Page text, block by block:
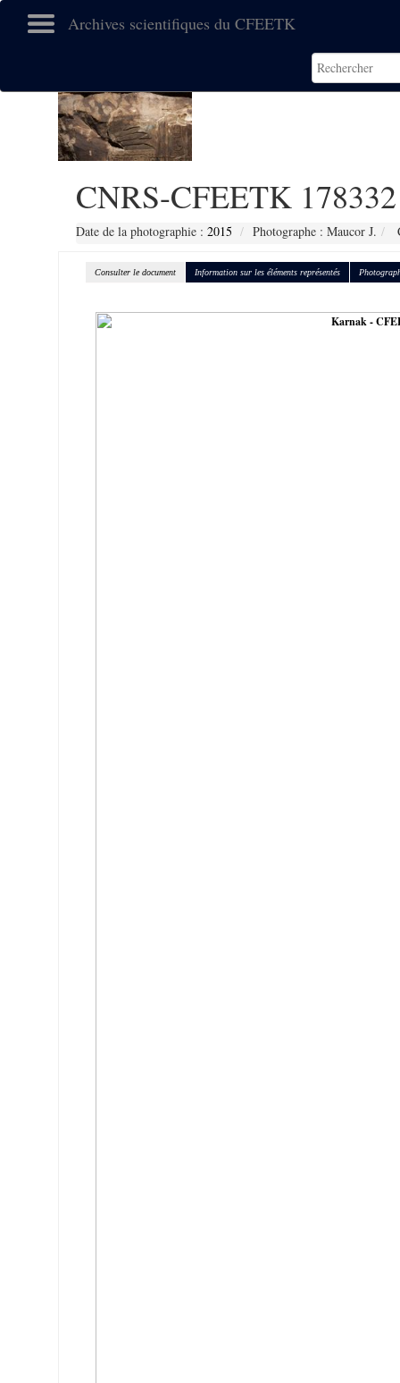
Archives scientifiques du CFEETK
CNRS-CFEETK 178332
Date de la photographie : 2015 Photographe : Maucor J.
Consulter le document Information sur les éléments représentés